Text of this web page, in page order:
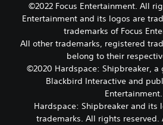
©2022 Focus Entertainment. All
Entertainment and its logos are
trademarks of Focus
All other trademarks, registered
belong to their
©2020 Hardspace: Shipbreaker,
Blackbird Interactive and
Entertainment.
Hardspace: Shipbreaker and its
trademarks. All rights reserved.